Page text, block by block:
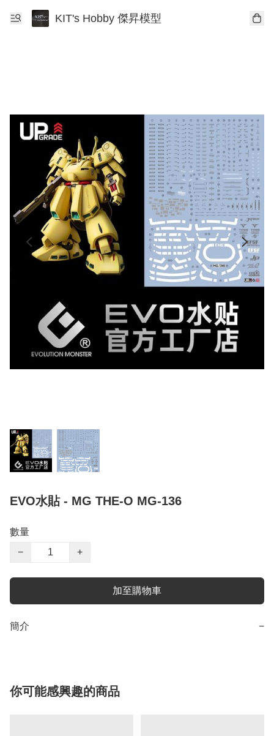
KIT's Hobby 傑昇模型
EVO水貼 - MG THE-O MG-136
數量
−
+
加至購物車
簡介 −
你可能感興趣的商品